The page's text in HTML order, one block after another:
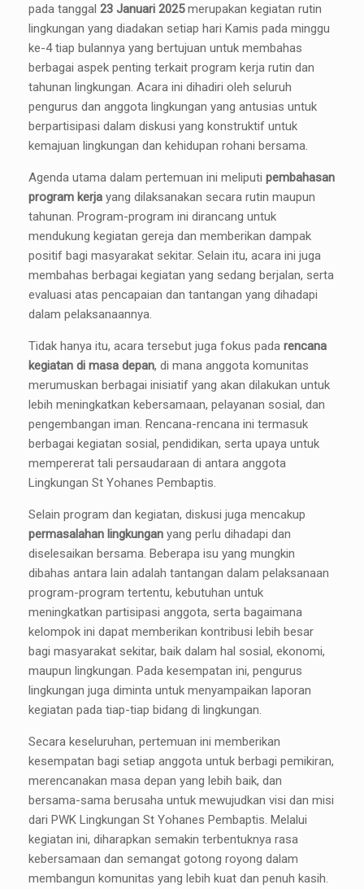
pada tanggal 23 Januari 2025merupakan kegiatan rutin
lingkungan yang diadakan setiap hari Kamis pada minggu
ke-4 tiap bulannya yang bertujuan untuk membahas
berbagai aspek penting terkait program kerja rutin dan
tahunan lingkungan. Acara ini dihadiri oleh seluruh
pengurus dan anggota lingkungan yang antusias untuk
berpartisipasi dalam diskusi yang konstruktif untuk
kemajuan lingkungan dan kehidupan rohani bersama.
Agenda utama dalam pertemuan ini meliputi pembahasan
program kerja yang dilaksanakan secara rutin maupun
tahunan. Program-program ini dirancang untuk
mendukung kegiatan gereja dan memberikan dampak
positif bagi masyarakat sekitar. Selain itu, acara ini juga
membahas berbagai kegiatan yang sedang berjalan, serta
evaluasi atas pencapaian dan tantangan yang dihadapi
dalam pelaksanaannya.
Tidak hanya itu, acara tersebut juga fokus pada rencana
kegiatan di masa depan, di mana anggota komunitas
merumuskan berbagai inisiatif yang akan dilakukan untuk
lebih meningkatkan kebersamaan, pelayanan sosial, dan
pengembangan iman. Rencana-rencana ini termasuk
berbagai kegiatan sosial, pendidikan, serta upaya untuk
mempererat tali persaudaraan di antara anggota
Lingkungan St Yohanes Pembaptis.
Selain program dan kegiatan, diskusi juga mencakup
permasalahan lingkungan yang perlu dihadapi dan
diselesaikan bersama. Beberapa isu yang mungkin
dibahas antara lain adalah tantangan dalam pelaksanaan
program-program tertentu, kebutuhan untuk
meningkatkan partisipasi anggota, serta bagaimana
kelompok ini dapat memberikan kontribusi lebih besar
bagi masyarakat sekitar, baik dalam hal sosial, ekonomi,
maupun lingkungan. Pada kesempatan ini, pengurus
lingkungan juga diminta untuk menyampaikan laporan
kegiatan pada tiap-tiap bidang di lingkungan.
Secara keseluruhan, pertemuan ini memberikan
kesempatan bagi setiap anggota untuk berbagi pemikiran,
merencanakan masa depan yang lebih baik, dan
bersama-sama berusaha untuk mewujudkan visi dan misi
dari PWK Lingkungan St Yohanes Pembaptis. Melalui
kegiatan ini, diharapkan semakin terbentuknya rasa
kebersamaan dan semangat gotong royong dalam
membangun komunitas yang lebih kuat dan penuh kasih.